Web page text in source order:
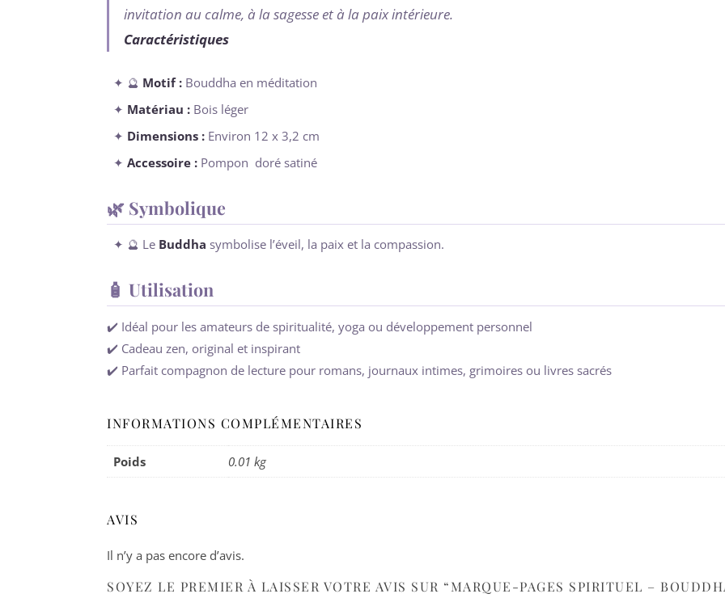
invitation au calme, à la sagesse et à la paix intérieure.
Caractéristiques
✦ 🔮 Motif : Bouddha en méditation
✦ Matériau : Bois léger
✦ Dimensions : Environ 12 x 3,2 cm
✦ Accessoire : Pompon doré satiné
🌿 Symbolique
✦ 🔮 Le Buddha symbolise l’éveil, la paix et la compassion.
🧴 Utilisation
✔️ Idéal pour les amateurs de spiritualité, yoga ou développement personnel
✔️ Cadeau zen, original et inspirant
✔️ Parfait compagnon de lecture pour romans, journaux intimes, grimoires ou livres sacrés
INFORMATIONS COMPLÉMENTAIRES
Poids 0.01 kg
AVIS
Il n’y a pas encore d’avis.
SOYEZ LE PREMIER À LAISSER VOTRE AVIS SUR “MARQUE-PAGES SPIRITUEL –